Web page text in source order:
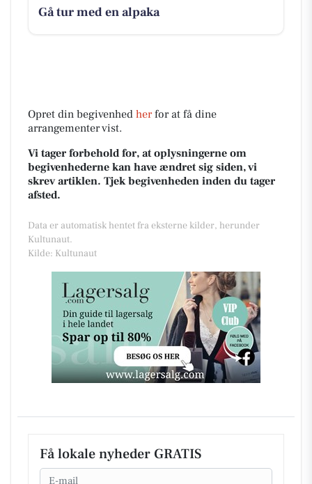
Gå tur med en alpaka
Opret din begivenhed herfor at få dine
arrangementer vist.
Vi tager forbehold for, at oplysningerne om
begivenhederne kan have ændret sig siden, vi
skrev artiklen. Tjek begivenheden inden du tager
afsted.
Data er automatisk hentet fra eksterne kilder, herunder
Kultunaut.
Kilde: Kultunaut
Få lokale nyheder GRATIS
Email